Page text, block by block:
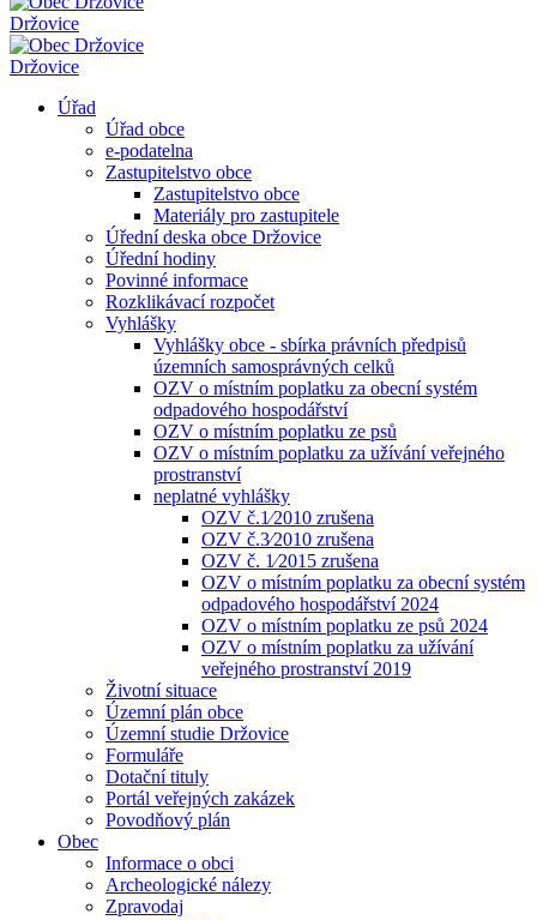
Držovice
Držovice
Úřad
Úřad obce
e-podatelna
Zastupitelstvo obce
Zastupitelstvo obce
Materiály pro zastupitele
Úřední deska obce Držovice
Úřední hodiny
Povinné informace
Rozklikávací rozpočet
Vyhlášky
Vyhlášky obce - sbírka právních předpisů
územních samosprávných celků
OZV o místním poplatku za obecní systém
odpadového hospodářství
OZV o místním poplatku ze psů
OZV o místním poplatku za užívání veřejného
prostranství
neplatné vyhlášky
OZV č.1⁄2010 zrušena
OZV č.3⁄2010 zrušena
OZV č. 1⁄2015 zrušena
OZV o místním poplatku za obecní systém
odpadového hospodářství 2024
OZV o místním poplatku ze psů 2024
OZV o místním poplatku za užívání
veřejného prostranství 2019
Životní situace
Územní plán obce
Územní studie Držovice
Formuláře
Dotační tituly
Portál veřejných zakázek
Povodňový plán
Obec
Informace o obci
Archeologické nálezy
Zpravodaj